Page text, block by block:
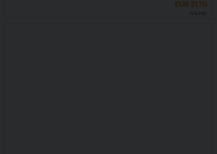
EUR 21,70
IVA incl.